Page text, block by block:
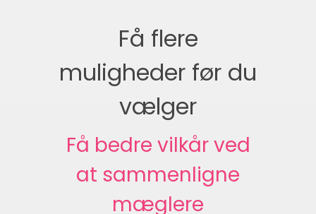
Få flere
muligheder før du
vælger
Få bedre vilkår ved
at sammenligne
mæglere